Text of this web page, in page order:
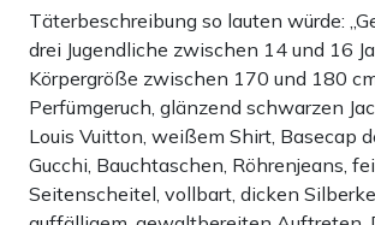
Täterbeschreibung so lauten würde:
drei Jugendliche zwischen 14 und 16
Körpergröße zwischen 170 und 180
Perfümgeruch, glänzend schwarzen
Louis Vuitton, weißem Shirt, Basecap
Gucchi, Bauchtaschen, Röhrenjeans,
Seitenscheitel, vollbart, dicken